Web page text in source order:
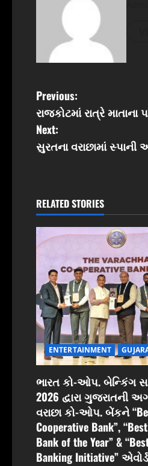
P
o
s
n
a
v
i
g
a
t
i
o
n
Previous:
રાજકોટમાં રાત્રે
Next:
સુરતના વરાછામાં
RELATED STORIES
ENTERTAINMENT
ભારત કો-ઓપ. બેન્કિંગ
2026 દ્વારા ગુજરાતની
વરાછા કો-ઓપ. બેંકને
Cooperative Bank”,
Bank of the Year” &
Banking Initiative”